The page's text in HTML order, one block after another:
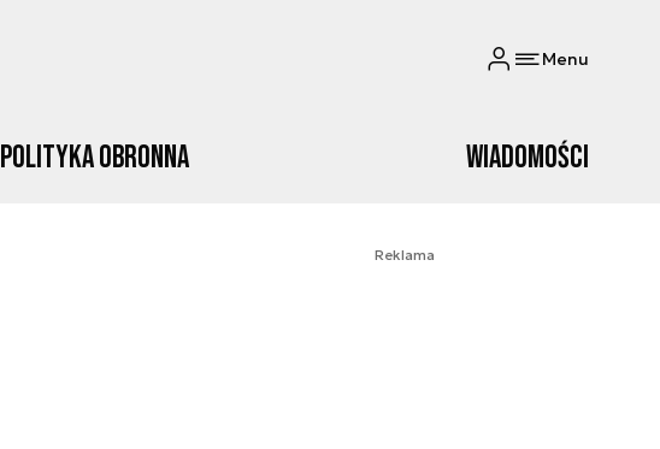
Menu
Polityka obronna Wiadomości
Reklama